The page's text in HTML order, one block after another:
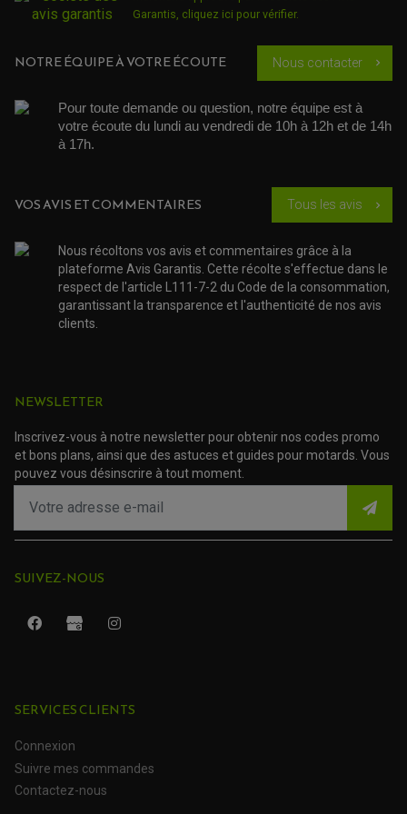
PROTECTION FOURCHE ET BRAS OSCILLANT
PROTECTION SILENCIEUX
ROULEMENT DE ROUE
ROULEMENT DE DIRECTION
KIT CHAÎNE MOTO
ACCESSOIRE SCOOTER KYMCO
ACCESSOIRE SCOOTER MBK
ACCESSOIRE SCOOTER PEUGEOT
ACCESSOIRE SCOOTER PIAGGIO
ACCESSOIRE SCOOTER SUZUKI
ACCESSOIRE SCOOTER VESPA
ACCESSOIRE SCOOTER YAMAHA
ROULEMENT QUAD / SSV
KIT RÉPARATION ENTRETOISE D'AMORTISSEUR
ROULEMENTS DE ROUES
PROTECTION QUAD / SSV
PLASTIQUES MOTO CROSS ET ENDURO
PLASTIQUES GASGAS
PLASTIQUES HUSQVARNA
PLASTIQUES KTM
PLASTIQUES SUZUKI
PLASTIQUES YAMAHA
Garantis, cliquez ici pour vérifier.
NOTRE ÉQUIPE À VOTRE ÉCOUTE Nous contacter chevron_right
Pour toute demande ou question, notre équipe est à
votre écoute du lundi au vendredi de 10h à 12h et de 14h
à 17h.
VOS AVIS ET COMMENTAIRES Tous les avis chevron_right
Nous récoltons vos avis et commentaires grâce à la
plateforme Avis Garantis. Cette récolte s'effectue dans le
respect de l'article L111-7-2 du Code de la consommation,
garantissant la transparence et l'authenticité de nos avis
clients.
NEWSLETTER
Inscrivez-vous à notre newsletter pour obtenir nos codes promo
et bons plans, ainsi que des astuces et guides pour motards. Vous
pouvez vous désinscrire à tout moment.
SUIVEZ-NOUS
SERVICES CLIENTS
Connexion
Suivre mes commandes
Contactez-nous